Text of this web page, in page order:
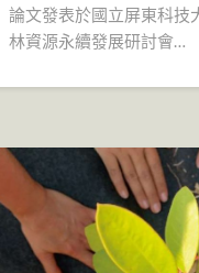
論文發表於國立屏東科技
林資源永續發展研討會…